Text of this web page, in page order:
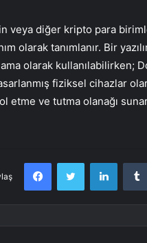
veya diğer kripto para
olarak tanımlanır. Bir
olarak kullanılabilirken;
fiziksel cihazlar
etme ve tutma olanağı
FacebookTwitter